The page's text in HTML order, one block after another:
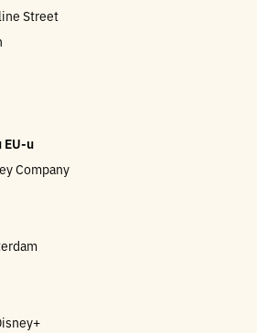
Street
EU-u
Company